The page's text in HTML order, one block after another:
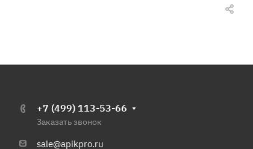
+7 (499) 113-53-66
Заказать звонок
sale@apikpro.ru